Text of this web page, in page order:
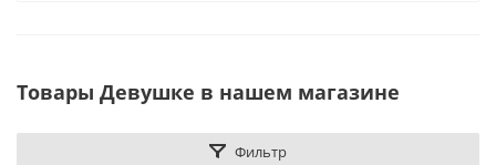
Товары Девушке в нашем магазине
Фильтр